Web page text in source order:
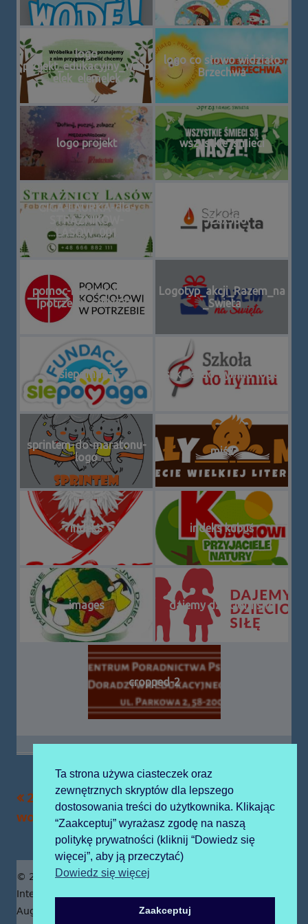
logo
projekt_edukacyjny_wrob
elek_elemelek
logo co słowo widziało
Brzechwa
logo projekt wszystkie_smieci
GIGA-LAURKA-dla-
STRAZNIKOW-
LASOW_001
1328x560
pomoc-kosciolowi-w-
potrzebie-600x321
Logotyp_akcji_Razem_na
_Swieta
siepomaga szkola-do-hymnu-logo
sprintem-do-maratonu-
logo
miś2
indeks indeks kubuś
images dajemy dzieciom siłę
cropped-2
Nawigacja
wpisu
Poprzedni
artykół
2020-02-03 boogie
woogie
Następny
artykół:
2021-06-24
Zawartość
stopki
© 2019 Publiczne Przedszkole z Oddziałami
Integracyjnymi prowadzone przez Zgromadzenie Sióstr
Augustianek
Ta strona używa ciasteczek oraz
zewnętrznych skryptów dla lepszego
dostosowania treści do użytkownika. Klikając
“Zaakceptuj” wyrażasz zgodę na naszą
politykę prywatności (kliknij “Dowiedz się
więcej”, aby ją przeczytać)
Dowiedz się więcej
Zaakceptuj